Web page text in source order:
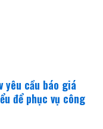
yêu cầu báo giá
để phục vụ công